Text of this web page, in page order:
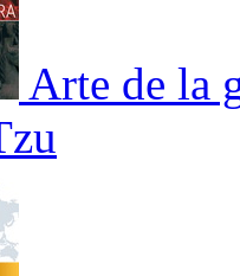
Arte de la